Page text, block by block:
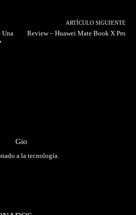
Una
ARTÍCULO SIGUIENTE
Review – Huawei Mate Book X Pro
Gio
a la tecnología.